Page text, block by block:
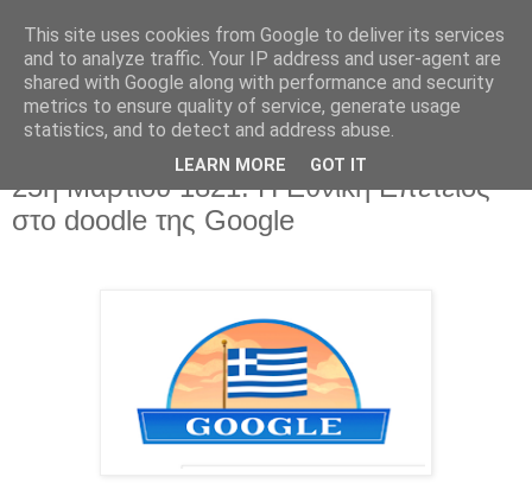
Τετάρτη 25 Μαρτίου 2020
25η Μαρτίου 1821: Η Εθνική Επέτειος
στο doodle της Google
This site uses cookies from Google to deliver its services
and to analyze traffic. Your IP address and user-agent are
shared with Google along with performance and security
metrics to ensure quality of service, generate usage
statistics, and to detect and address abuse.
LEARN MORE GOT IT